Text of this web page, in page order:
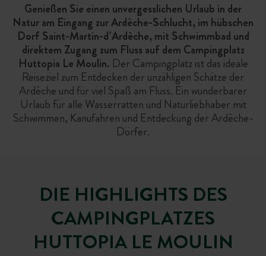
Genießen Sie einen unvergesslichen Urlaub in der
Natur am Eingang zur Ardèche-Schlucht, im hübschen
Dorf Saint-Martin-d’Ardèche, mit Schwimmbad und
direktem Zugang zum Fluss auf dem Campingplatz
Huttopia Le Moulin. Der Campingplatz ist das ideale
Reiseziel zum Entdecken der unzähligen Schätze der
Ardèche und für viel Spaß am Fluss. Ein wunderbarer
Urlaub für alle Wasserratten und Naturliebhaber mit
Schwimmen, Kanufahren und Entdeckung der Ardèche-
Dörfer.
DIE HIGHLIGHTS DES
CAMPINGPLATZES
HUTTOPIA LE MOULIN